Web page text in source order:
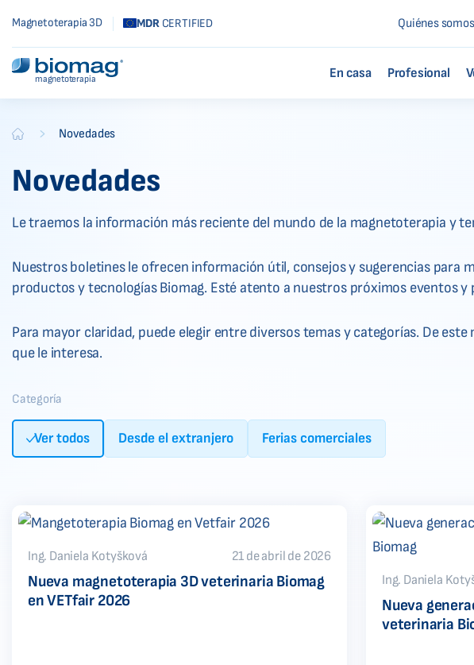
Magnetoterapia 3D MDRCERTIFIED Quiénes somos
magnetoterapia En casa Profesional
Biomag Novedades
Novedades
Le traemos la información más reciente del mundo de la magnetoterapia y
Nuestros boletines le ofrecen información útil, consejos y sugerencias para
productos y tecnologías Biomag. Esté atento a nuestros próximos eventos y
Para mayor claridad, puede elegir entre diversos temas y categorías. De
que le interesa.
Categoría
Ver todos Desde el extranjero Ferias comerciales
Ing. Daniela Kotyšková 21 de abril de 2026
Nueva magnetoterapia 3D veterinaria Biomag
en VETfair 2026
Ing. Daniela
Nueva
veterinaria